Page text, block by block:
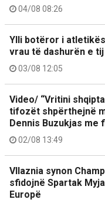
04/08 08:26
Ylli botëror i
vrau të dashurën e
03/08 12:05
Video/ “Vritini
tifozët shpërthejnë
Dennis Buzukjas me
02/08 13:49
Vllaznia synon
sfidojnë Spartak
Europë